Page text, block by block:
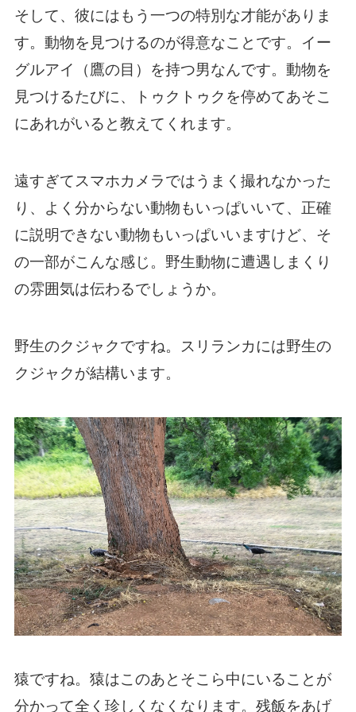
そして、彼にはもう一つの特別な才能がありま
す。動物を見つけるのが得意なことです。イー
グルアイ（鷹の目）を持つ男なんです。動物を
見つけるたびに、トゥクトゥクを停めてあそこ
にあれがいると教えてくれます。
遠すぎてスマホカメラではうまく撮れなかった
り、よく分からない動物もいっぱいいて、正確
に説明できない動物もいっぱいいますけど、そ
の一部がこんな感じ。野生動物に遭遇しまくり
の雰囲気は伝わるでしょうか。
野生のクジャクですね。スリランカには野生の
クジャクが結構います。
猿ですね。猿はこのあとそこら中にいることが
分かって全く珍しくなくなります。残飯をあげ